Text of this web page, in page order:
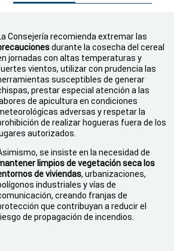
Consejería recomienda extremar las
durante la cosecha del cereal
jornadas con altas temperaturas y
vientos, utilizar con prudencia las
susceptibles de generar
prestar especial atención a las
de apicultura en condiciones
adversas y respetar la
de realizar hogueras fuera de los
autorizados.
se insiste en la necesidad de
limpios de vegetación seca los
de viviendas, urbanizaciones,
industriales y vías de
creando franjas de
que contribuyan a reducir el
de propagación de incendios.